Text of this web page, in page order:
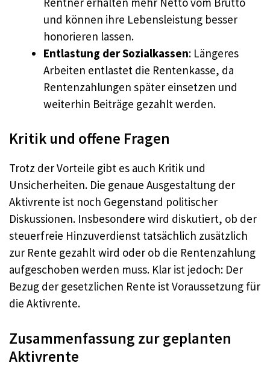
und können ihre Lebensleistung besser
honorieren lassen.
Entlastung der Sozialkassen: Längeres
Arbeiten entlastet die Rentenkasse, da
Rentenzahlungen später einsetzen und
weiterhin Beiträge gezahlt werden.
Kritik und offene Fragen
Trotz der Vorteile gibt es auch Kritik und
Unsicherheiten. Die genaue Ausgestaltung der
Aktivrente ist noch Gegenstand politischer
Diskussionen. Insbesondere wird diskutiert, ob der
steuerfreie Hinzuverdienst tatsächlich zusätzlich
zur Rente gezahlt wird oder ob die Rentenzahlung
aufgeschoben werden muss. Klar ist jedoch: Der
Bezug der gesetzlichen Rente ist Voraussetzung für
die Aktivrente.
Zusammenfassung zur geplanten
Aktivrente